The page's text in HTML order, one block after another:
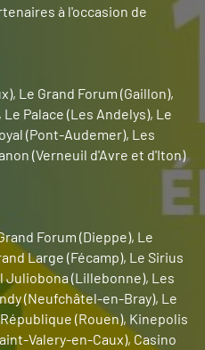
à l'occasion de
Le Grand Forum (Gaillon),
Palace (Les Andelys), Le
(Pont-Audemer), Les
(Verneuil d'Avre et d'Iton)
Forum (Dieppe), Le
Large (Fécamp), Le Sirius
Juliobona (Lillebonne), Les
(Neufchâtel-en-Bray), Le
(Rouen), Kinepolis
Valery-en-Caux), Casino